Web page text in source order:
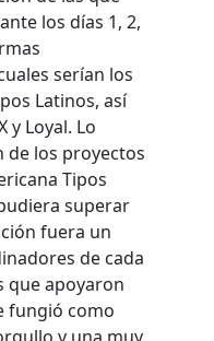
los días 1, 2,
serían los
Latinos, así
y Loyal. Lo
de los proyectos
Tipos
superar
fuera un
de cada
que apoyaron
fungió como